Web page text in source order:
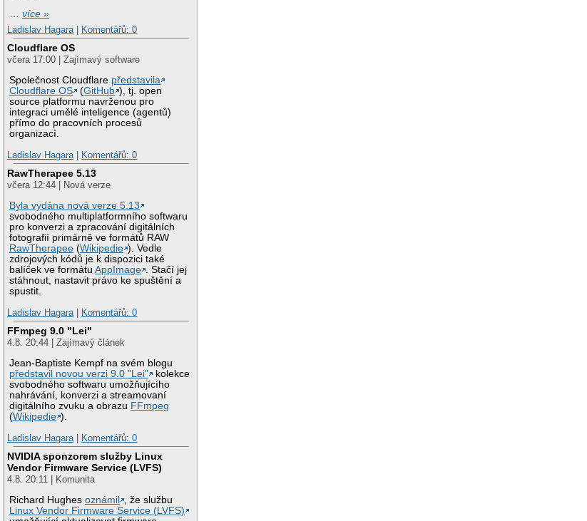
…více »
Ladislav Hagara
Komentářů: 0
Cloudflare OS
včera 17:00 | Zajímavý software
Společnost Cloudflare představila
Cloudflare OS
(GitHub ), tj. open
source platformu navrženou pro
integraci umělé inteligence (agentů)
přímo do pracovních procesů
organizací.
Ladislav Hagara
Komentářů: 0
RawTherapee 5.13
včera 12:44 | Nová verze
Byla vydána nová verze 5.13
svobodného multiplatformního softwaru
pro konverzi a zpracování digitálních
fotografií primárně ve formátů RAW
RawTherapee (Wikipedie ). Vedle
zdrojových kódů je k dispozici také
balíček ve formátuAppImage . Stačí jej
stáhnout, nastavit právo ke spuštění a
spustit.
Ladislav Hagara
Komentářů: 0
FFmpeg 9.0 "Lei"
4.8. 20:44 | Zajímavý článek
Jean-Baptiste Kempf na svém blogu
představil novou verzi 9.0 "Lei"
kolekce
svobodného softwaru umožňujícího
nahrávání, konverzi a streamovaní
digitálního zvuku a obrazu FFmpeg
(Wikipedie ).
Ladislav Hagara
Komentářů: 0
NVIDIA sponzorem služby Linux
Vendor Firmware Service (LVFS)
4.8. 20:11 | Komunita
Richard Hughesoznámil
, že službu
Linux Vendor Firmware Service (LVFS)